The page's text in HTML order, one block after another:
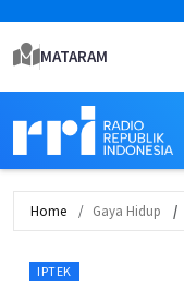
MATARAM
Home Gaya Hidup
IPTEK